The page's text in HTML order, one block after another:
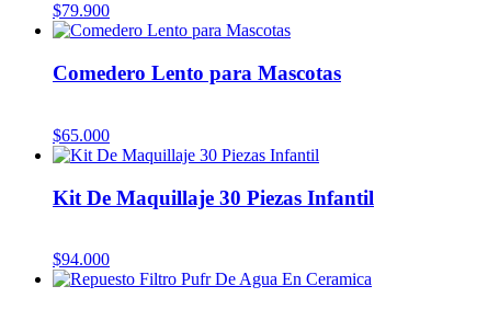
$79.900
Comedero Lento para Mascotas
$65.000
Kit De Maquillaje 30 Piezas Infantil
$94.000